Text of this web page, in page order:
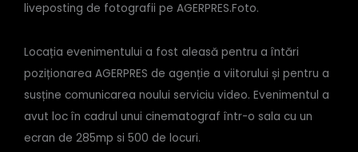
liveposting de fotografii pe AGERPRES.Foto.
Locația evenimentului a fost aleasă pentru a întări
poziționarea AGERPRES de agenție a viitorului și pentru a
susține comunicarea noului serviciu video. Evenimentul a
avut loc în cadrul unui cinematograf într-o sala cu un
ecran de 285mp si 500 de locuri.